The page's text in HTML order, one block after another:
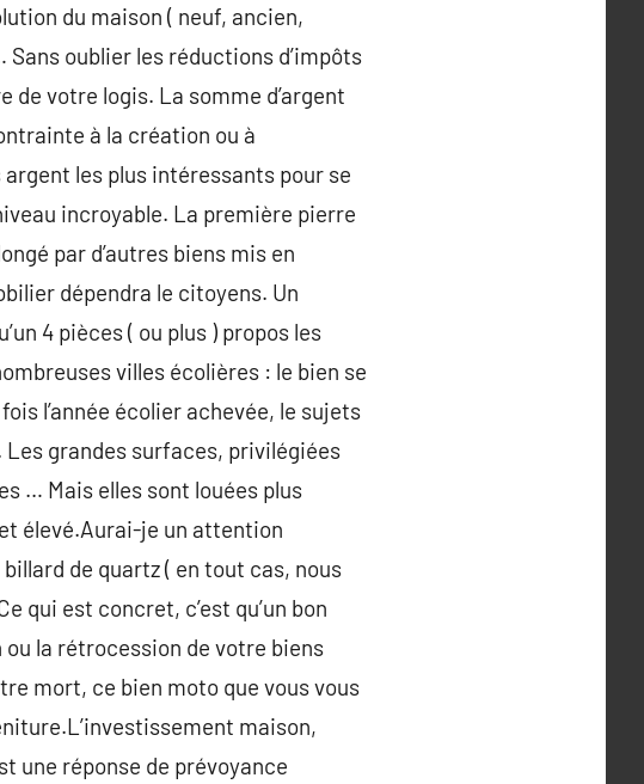
du maison ( neuf, ancien,
oublier les réductions d’impôts
de votre logis. La somme d’argent
à la création ou à
les plus intéressants pour se
incroyable. La première pierre
par d’autres biens mis en
dépendra le citoyens. Un
4 pièces ( ou plus ) propos les
villes écolières : le bien se
l’année écolier achevée, le sujets
grandes surfaces, privilégiées
… Mais elles sont louées plus
élevé.Aurai-je un attention
de quartz ( en tout cas, nous
qui est concret, c’est qu’un bon
la rétrocession de votre biens
mort, ce bien moto que vous vous
maison,
une réponse de prévoyance